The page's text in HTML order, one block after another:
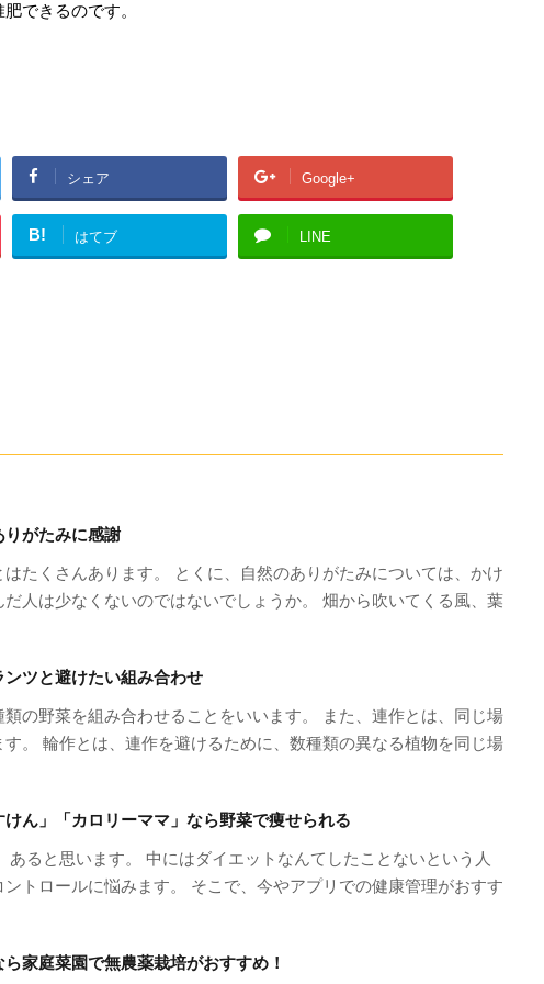
できるのです。
シェア Google+
B! はてブ LINE
りがたみに感謝
たくさんあります。 とくに、自然のありがたみについては、かけ
人は少なくないのではないでしょうか。 畑から吹いてくる風、葉
ツと避けたい組み合わせ
の野菜を組み合わせることをいいます。 また、連作とは、同じ場
。 輪作とは、連作を避けるために、数種類の異なる植物を同じ場
ん」「カロリーママ」なら野菜で痩せられる
あると思います。 中にはダイエットなんてしたことないという人
トロールに悩みます。 そこで、今やアプリでの健康管理がおすす
家庭菜園で無農薬栽培がおすすめ！